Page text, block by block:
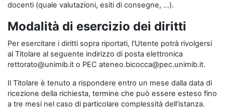
docenti (quale valutazioni, esiti di consegne, …).
Modalità di esercizio dei diritti
Per esercitare i diritti sopra riportati, l'Utente potrà rivolgersi
al Titolare al seguente indirizzo di posta elettronica
rettorato@unimib.it o PEC ateneo.bicocca@pec.unimib.it.
Il Titolare è tenuto a rispondere entro un mese dalla data di
ricezione della richiesta, termine che può essere esteso fino
a tre mesi nel caso di particolare complessità dell’istanza.